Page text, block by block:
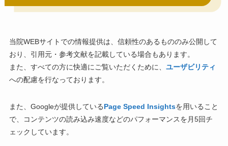
当院WEBサイトでの情報提供は、信頼性のあるもののみ公開して
おり、引用元・参考文献を記載している場合もあります。
また、すべての方に快適にご覧いただくために、 ユーザビリティ
への配慮を行なっております。
また、Googleが提供しているPage Speed Insightsを用いること
で、コンテンツの読み込み速度などのパフォーマンスを月5回チ
ェックしています。